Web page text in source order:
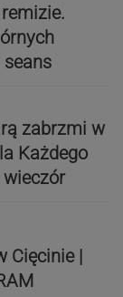
zabrzmi w
Każdego
Cięcinie |